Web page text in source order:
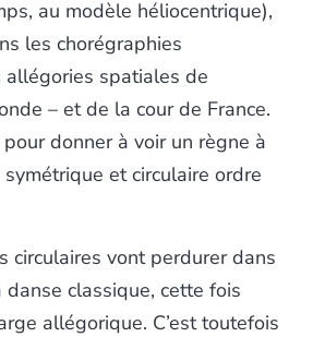
au modèle héliocentrique),
les chorégraphies
allégories spatiales de
– et de la cour de France.
donner à voir un règne à
symétrique et circulaire ordre
circulaires vont perdurer dans
classique, cette fois
allégorique. C’est toutefois